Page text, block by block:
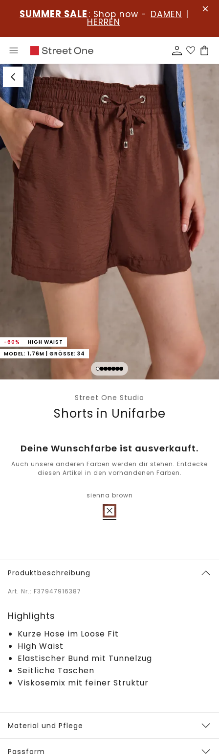
SUMMER SALE : Shop now - DAMEN |
HERREN
-60%
HIGH WAIST
MODEL: 1,76M | GRÖSSE: 34
Street One Studio
Shorts in Unifarbe
Deine Wunschfarbe ist ausverkauft.
Auch unsere anderen Farben werden dir stehen. Entdecke
diesen Artikel in den vorhandenen Farben.
sienna brown
Produktbeschreibung
Art. Nr.: F37947916387
Highlights
Kurze Hose im Loose Fit
High Waist
Elastischer Bund mit Tunnelzug
Seitliche Taschen
Viskosemix mit feiner Struktur
Material und Pflege
Passform